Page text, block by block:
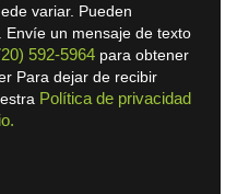
variar. Pueden
un mensaje de texto
592-5964 para obtener
Para dejar de recibir
Política de privacidad